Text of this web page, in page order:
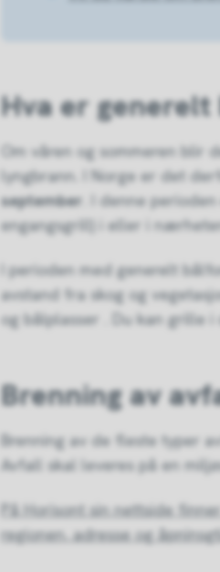
Hva er
Om våren og sommeren
lyngbrann. I Norge er det
september . I denne
engangsgrill) i eller i
I perioden med generelt
avstand fra skog og
og bålplasser . Du kan grille
Brenning av
Brenning av de fleste typer
Avfall skal leveres på en
På Horisont sin nettside
regionen, adresse og